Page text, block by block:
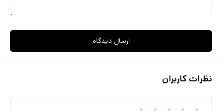
ارسال دیدگاه
نظرات کاربران